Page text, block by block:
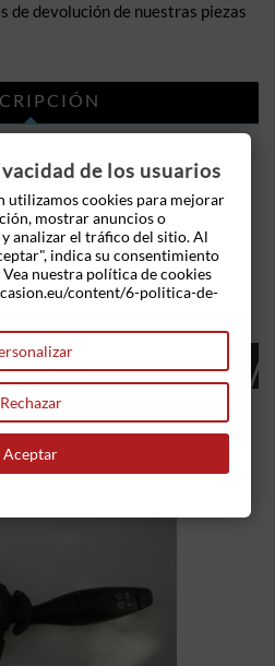
de devolución de nuestras piezas
DEL PRODUCTO
de Potenciometro pedal
1.9 dCi (120 cv) .Referencia
8200002904. Conector
de mas recambios, si
EN LA MISMA
de los usuarios
utilizamos cookies para mejorar
mostrar anuncios o
analizar el tráfico del sitio. Al
indica su consentimiento
nuestra política de cookies
content/6-politica-de-
Rechazar
Aceptar